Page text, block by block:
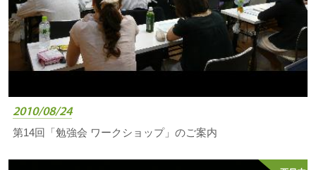
2010/08/24
第14回「勉強会 ワークショップ」のご案内